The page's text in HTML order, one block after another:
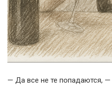
— Да все не те попадаются, —